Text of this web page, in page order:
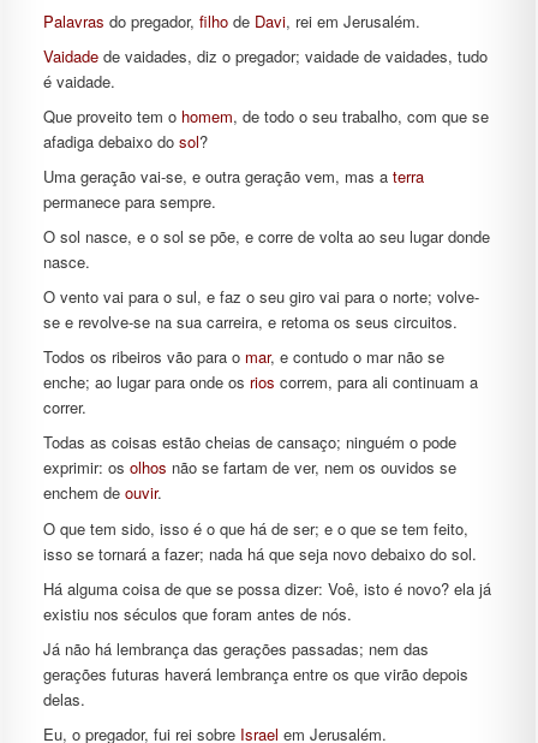
Palavras do pregador, filhode Davi, rei em Jerusalém.
Vaidadede vaidades, diz o pregador; vaidade de vaidades, tudo
é vaidade.
Que proveito tem o homem, de todo o seu trabalho, com que se
afadiga debaixo do sol?
Uma geração vai-se, e outra geração vem, mas a terra
permanece para sempre.
O sol nasce, e o sol se põe, e corre de volta ao seu lugar donde
nasce.
O vento vai para o sul, e faz o seu giro vai para o norte; volve-
se e revolve-se na sua carreira, e retoma os seus circuitos.
Todos os ribeiros vão para o mar, e contudo o mar não se
enche; ao lugar para onde os rios correm, para ali continuam a
correr.
Todas as coisas estão cheias de cansaço; ninguém o pode
exprimir: os olhos não se fartam de ver, nem os ouvidos se
enchem de ouvir.
O que tem sido, isso é o que há de ser; e o que se tem feito,
isso se tornará a fazer; nada há que seja novo debaixo do sol.
Há alguma coisa de que se possa dizer: Voê, isto é novo? ela já
existiu nos séculos que foram antes de nós.
Já não há lembrança das gerações passadas; nem das
gerações futuras haverá lembrança entre os que virão depois
delas.
Eu, o pregador, fui rei sobre Israel em Jerusalém.